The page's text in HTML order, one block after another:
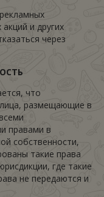
и других
через
что
размещающие в
правами в
собственности,
такие права
где такие
не передаются и